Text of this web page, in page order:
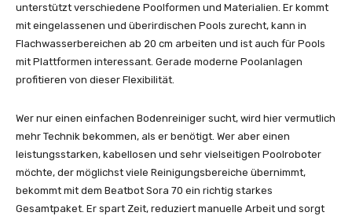
unterstützt verschiedene Poolformen und Materialien. Er kommt
mit eingelassenen und überirdischen Pools zurecht, kann in
Flachwasserbereichen ab 20 cm arbeiten und ist auch für Pools
mit Plattformen interessant. Gerade moderne Poolanlagen
profitieren von dieser Flexibilität.
Wer nur einen einfachen Bodenreiniger sucht, wird hier vermutlich
mehr Technik bekommen, als er benötigt. Wer aber einen
leistungsstarken, kabellosen und sehr vielseitigen Poolroboter
möchte, der möglichst viele Reinigungsbereiche übernimmt,
bekommt mit dem Beatbot Sora 70 ein richtig starkes
Gesamtpaket. Er spart Zeit, reduziert manuelle Arbeit und sorgt